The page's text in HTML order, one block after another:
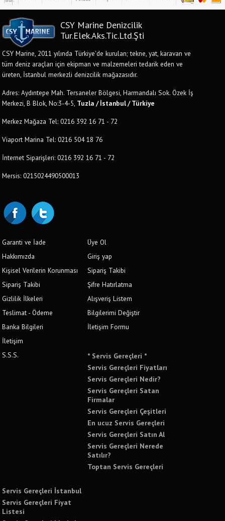
CSY Marine Denizcilik
Tur.Elek.Aks.Tic.Ltd.Şti
CSY Marine, 2011 yılında Türkiye'de kurulan; tekne, yat, karavan ve
tüm deniz araçları için ekipman ve malzemeleri tedarik eden ve
üreten, İstanbul merkezli denizcilik mağazasıdır.
Adres: Aydıntepe Mah. Tersaneler Bölgesi, Harmandalı Sok. Özek İş
Merkezi, B Blok, No:3-4-5, Tuzla / İstanbul / Türkiye
Merkez Mağaza Tel: 0216 392 16 71 - 72
Viaport Marina Tel: 0216 504 18 76
İnternet Siparişleri: 0216 392 16 71 - 72
Mersis: 0215024490500013
Garanti ve İade
Hakkımızda
Kişisel Verilerin Korunması
Sipariş Takibi
Gizlilik İlkeleri
Teslimat - Ödeme
Banka Bilgileri
İletişim
S.S.S.
Üye Ol
Giriş yap
Sipariş Takibi
Şifre Hatırlatma
Alışveriş Listem
Bilgilerimi Değiştir
İletişim Formu
* Servis Gereçleri *
Servis Gereçleri Fiyatları
Servis Gereçleri Nedir?
Servis Gereçleri Satan
Firmalar
Servis Gereçleri Çeşitleri
En ucuz Servis Gereçleri
Servis Gereçleri Satın Al
Servis Gereçleri Nerede
Satılır?
Toptan Servis Gereçleri
Servis Gereçleri İstanbul
Servis Gereçleri Fiyat
Listesi